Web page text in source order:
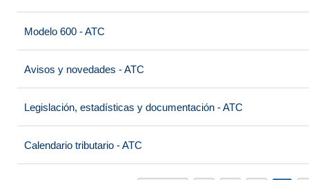
Modelo 600 - ATC
Avisos y novedades - ATC
Legislación, estadísticas y documentación - ATC
Calendario tributario - ATC